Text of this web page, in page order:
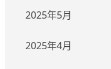
2025年5月
2025年4月